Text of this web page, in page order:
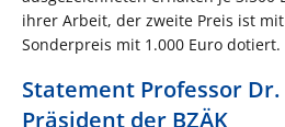
ihrer Arbeit, der zweite Preis ist
Sonderpreis mit 1.000 Euro dotiert.
Statement Professor
Präsident der BZÄK